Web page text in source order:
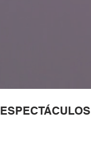
ESPECTÁCULOS